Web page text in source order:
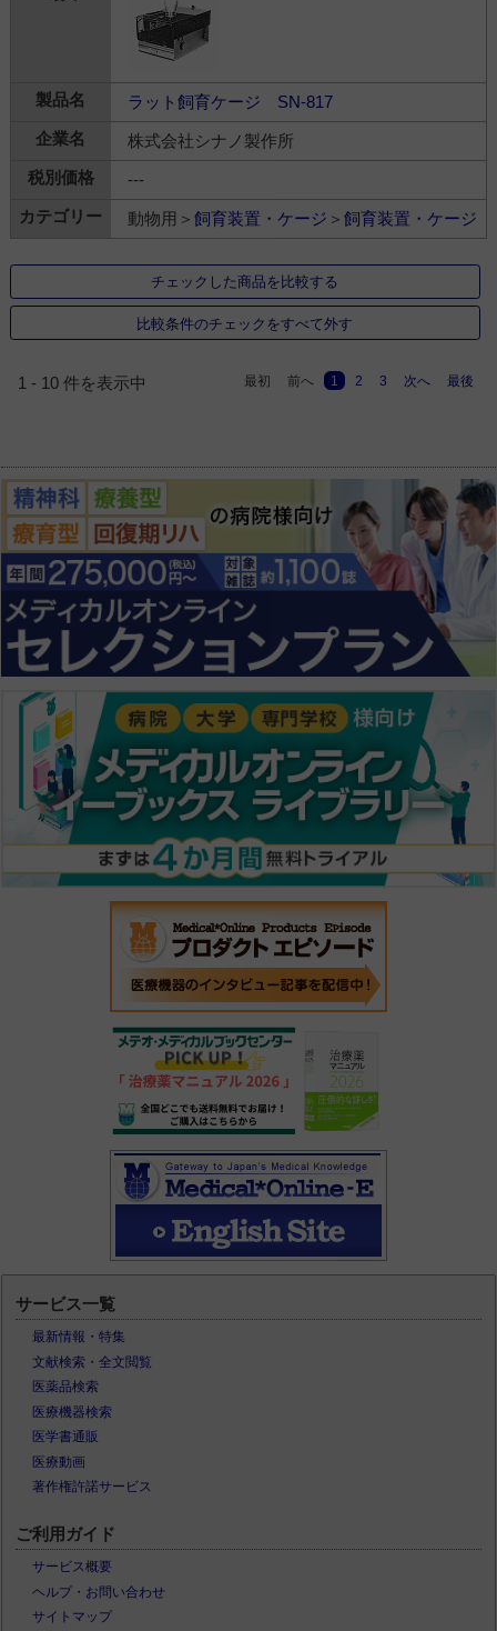
ラット飼育ケージ SN-817
株式会社シナノ製作所
---
動物用＞ 飼育装置・ケージ ＞ 飼育装置・ケージ
チェックした商品を比較する
比較条件のチェックをすべて外す
1 - 10 件を表示中 最初 前へ 1 2 3 次へ 最後
サービス一覧
最新情報・特集
文献検索・全文閲覧
医薬品検索
医療機器検索
医学書通販
医療動画
著作権許諾サービス
ご利用ガイド
サービス概要
ヘルプ・お問い合わせ
サイトマップ